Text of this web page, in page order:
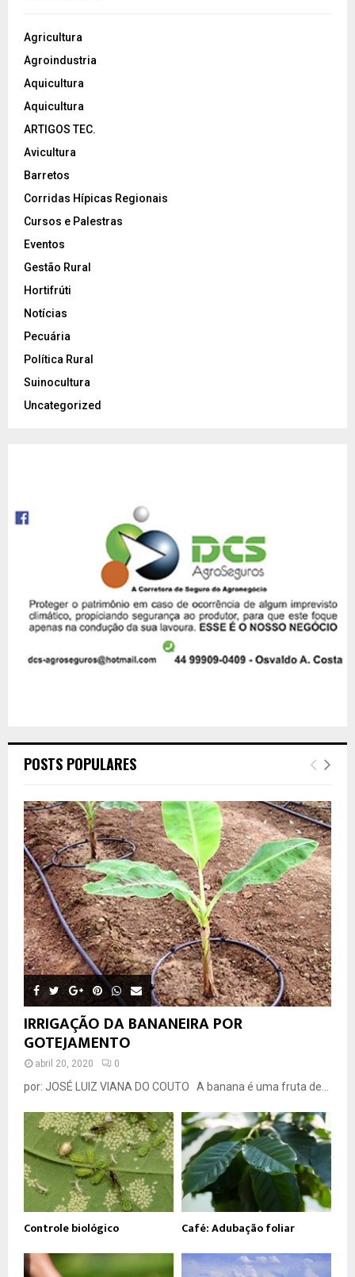
Agricultura
Agroindustria
Aquicultura
Aquicultura
ARTIGOS TEC.
Avicultura
Barretos
Corridas Hípicas Regionais
Cursos e Palestras
Eventos
Gestão Rural
Hortifrúti
Notícias
Pecuária
Política Rural
Suinocultura
Uncategorized
POSTS POPULARES
IRRIGAÇÃO DA BANANEIRA POR
GOTEJAMENTO
abril 20, 2020 0
por: JOSÉ LUIZ VIANA DO COUTO A banana é uma fruta de...
Controle biológico Café: Adubação foliar